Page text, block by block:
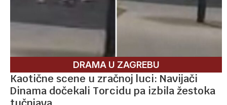
DRAMA U ZAGREBU
Kaotične scene u zračnoj luci: Navijači
Dinama dočekali Torcidu pa izbila žestoka